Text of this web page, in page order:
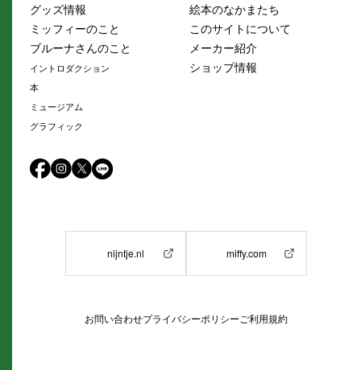
グッズ情報
ミッフィーのこと
ブルーナさんのこと
イントロダクション
本
ミュージアム
グラフィック
絵本のなかまたち
このサイトについて
メーカー紹介
ショップ情報
nijntje.nl miffy.com
お問い合わせプライバシーポリシー ご利用規約